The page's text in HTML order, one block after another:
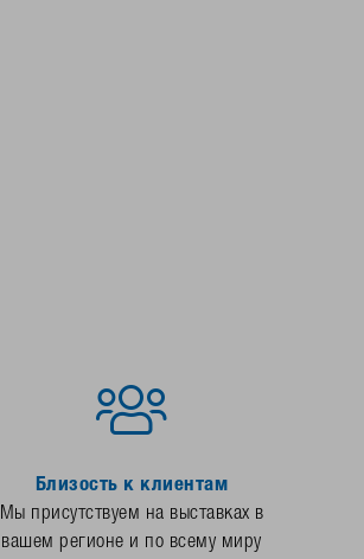
Близость к клиентам
Мы присутствуем на выставках в
вашем регионе и по всему миру